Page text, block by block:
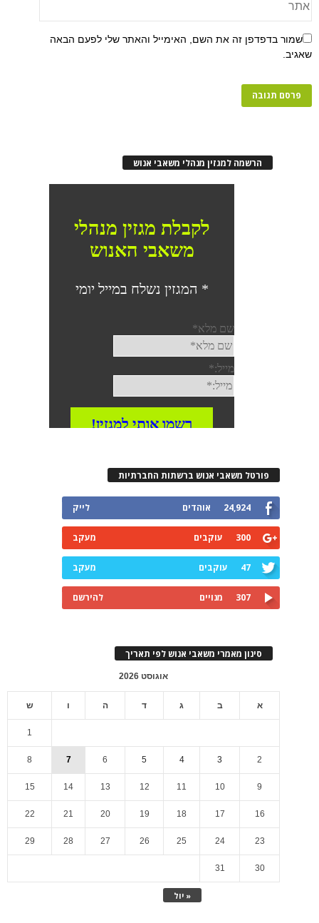
שמור בדפדפן זה את השם, האימייל והאתר שלי לפעם הבאה
שאגיב.
הרשמה למגזין מנהלי משאבי אנוש
פורטל משאבי אנוש ברשתות החברתיות
24,924 אוהדים לייק
300 עוקבים מעקב
47 עוקבים מעקב
307 מנויים להירשם
סינון מאמרי משאבי אנוש לפי תאריך
אוגוסט 2026
א ב ג ד ה ו ש
« יול
1
2
3
4
5
6
7
8
9
10
11
12
13
14
15
16
17
18
19
20
21
22
23
24
25
26
27
28
29
30
31